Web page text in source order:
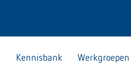
Kennisbank Werkgroepen